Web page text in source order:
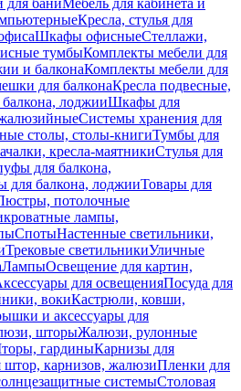
для баниМебель для кабинета и
Кресла, стулья для
Шкафы офисныеСтеллажи,
тумбыКомплекты мебели для
и балконаКомплекты мебели для
для балконаКресла подвесные,
лоджииШкафы для
Системы хранения для
столы, столы-книгиТумбы для
кресла-маятникиСтулья для
для балкона,
для балкона, лоджииТовары для
потолочные
лампы,
СпотыНастенные светильники,
Трековые светильникиУличные
ЛампыОсвещение для картин,
для освещенияПосуда для
вокиКастрюли, ковши,
и аксессуары для
шторыЖалюзи, рулонные
гардиныКарнизы для
карнизов, жалюзиПленки для
системыСтоловая